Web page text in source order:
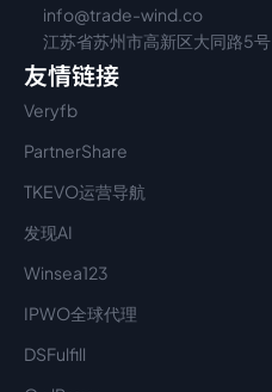
info@trade-wind.co
江苏省苏州市高新区大同路5号
友情链接
Veryfb
PartnerShare
TKEVO运营导航
发现AI
Winsea123
IPWO全球代理
DSFulfill